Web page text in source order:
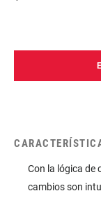
Con la lógica de
cambios son